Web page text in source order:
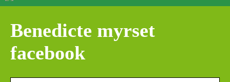
Benedicte myrset
facebook